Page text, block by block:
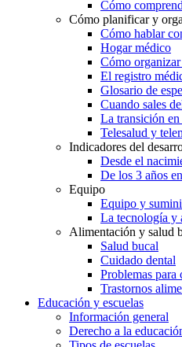
Cómo
Cómo planificar y
Cómo hablar
Hogar médico
Cómo
El registro
Glosario de
Cuando sales
La transición
Telesalud y
Indicadores del
Desde el
De los 3 años
Equipo
Equipo y
La tecnología y
Alimentación y salud
Salud bucal
Cuidado dental
Problemas para
Trastornos
Educación y escuelas
Información general
Derecho a la